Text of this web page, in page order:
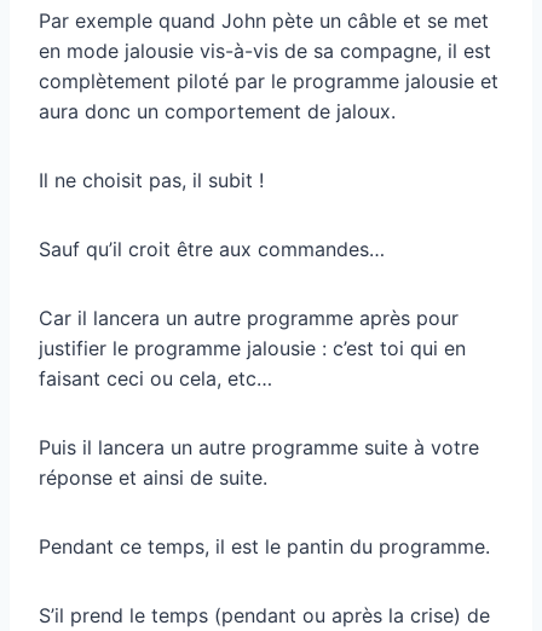
Par exemple quand John pète un câble et se met
en mode jalousie vis-à-vis de sa compagne, il est
complètement piloté par le programme jalousie et
aura donc un comportement de jaloux.
Il ne choisit pas, il subit !
Sauf qu’il croit être aux commandes…
Car il lancera un autre programme après pour
justifier le programme jalousie : c’est toi qui en
faisant ceci ou cela, etc…
Puis il lancera un autre programme suite à votre
réponse et ainsi de suite.
Pendant ce temps, il est le pantin du programme.
S’il prend le temps (pendant ou après la crise) de